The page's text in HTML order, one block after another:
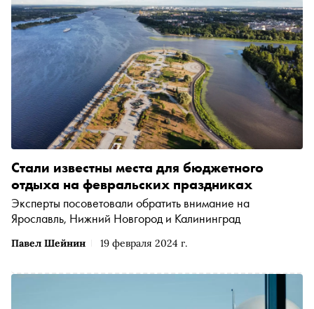
Павел Шейнин 19 февраля 2024 г.
Стали известны места для бюджетного
отдыха на февральских праздниках
Эксперты посоветовали обратить внимание на
Ярославль, Нижний Новгород и Калининград